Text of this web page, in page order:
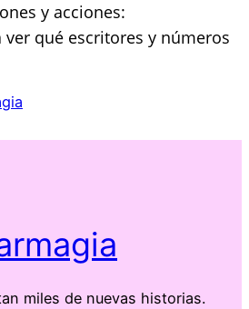
y acciones:
ver qué escritores y números
miles de nuevas historias.